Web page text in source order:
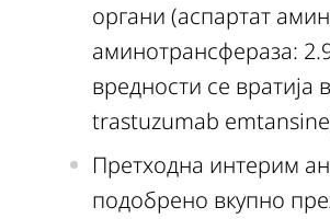
органи (аспартат
аминотрансфераза:
вредности се
trastuzumab
Претходна интерим
подобрено вкупно